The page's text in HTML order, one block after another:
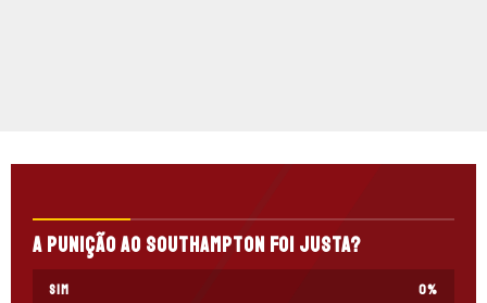
A punição ao Southampton foi justa?
Sim 0%